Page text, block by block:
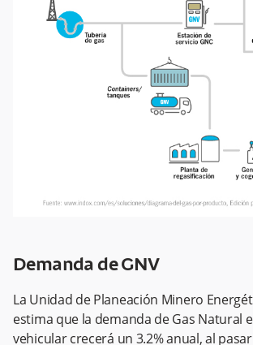
Demanda de GNV
La Unidad de Planeación Minero
estima que la demanda de Gas Natural
vehicular crecerá un 3.2% anual, al